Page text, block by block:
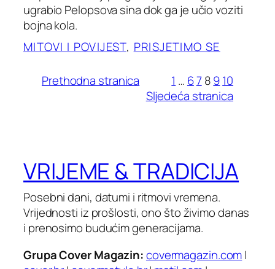
ugrabio Pelopsova sina dok ga je učio voziti
bojna kola.
MITOVI I POVIJEST, PRISJETIMO SE
Prethodna stranica 1 … 67 8910
Sljedeća stranica
VRIJEME & TRADICIJA
Posebni dani, datumi i ritmovi vremena.
Vrijednosti iz prošlosti, ono što živimo danas
i prenosimo budućim generacijama.
Grupa Cover Magazin:covermagazin.com|